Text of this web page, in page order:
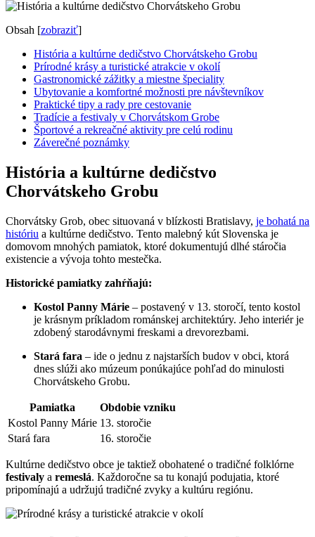
Obsah [zobraziť]
História a kultúrne dedičstvo Chorvátskeho Grobu
Prírodné krásy a turistické atrakcie v okolí
Gastronomické zážitky a miestne špeciality
Ubytovanie a komfortné možnosti pre návštevníkov
Praktické tipy a rady pre cestovanie
Tradície a festivaly v Chorvátskom Grobe
Športové a rekreačné aktivity pre celú rodinu
Záverečné poznámky
História a kultúrne dedičstvo
Chorvátskeho Grobu
Chorvátsky Grob, obec situovaná v blízkosti Bratislavy, je bohatá na
históriu a kultúrne dedičstvo. Tento malebný kút Slovenska je
domovom mnohých pamiatok, ktoré dokumentujú dlhé stáročia
existencie a vývoja tohto mestečka.
Historické pamiatky zahŕňajú:
Kostol Panny Márie – postavený v 13. storočí, tento kostol
je krásnym príkladom románskej architektúry. Jeho interiér je
zdobený starodávnymi freskami a drevorezbami.
Stará fara – ide o jednu z najstarších budov v obci, ktorá
dnes slúži ako múzeum ponúkajúce pohľad do minulosti
Chorvátskeho Grobu.
Pamiatka
Obdobie vzniku
Kostol Panny Márie 13. storočie
Stará fara
16. storočie
Kultúrne dedičstvo obce je taktiež obohatené o tradičné folklórne
festivaly a remeslá. Každoročne sa tu konajú podujatia, ktoré
pripomínajú a udržujú tradičné zvyky a kultúru regiónu.